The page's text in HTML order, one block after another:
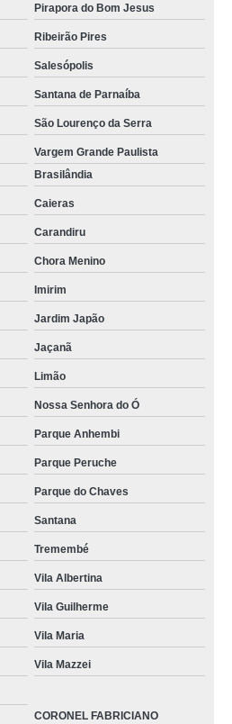
Pirapora do Bom Jesus
Ribeirão Pires
Salesópolis
Santana de Parnaíba
São Lourenço da Serra
Vargem Grande Paulista
Brasilândia
Caieras
Carandiru
Chora Menino
Imirim
Jardim Japão
Jaçanã
Limão
Nossa Senhora do Ó
Parque Anhembi
Parque Peruche
Parque do Chaves
Santana
Tremembé
Vila Albertina
Vila Guilherme
Vila Maria
Vila Mazzei
CORONEL FABRICIANO